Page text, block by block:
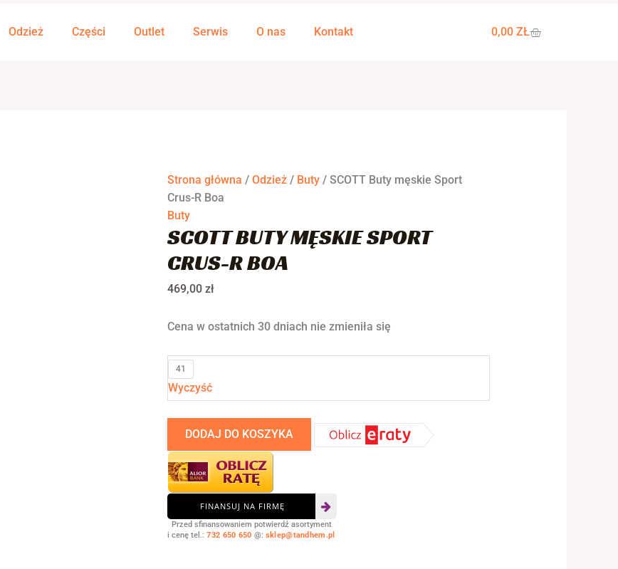
Odzież Części Outlet Serwis O nas Kontakt 0,00 ZŁWÓZEK
Strona główna /Odzież / Buty / SCOTT Buty męskie Sport
Crus-R Boa
Buty
SCOTT BUTY MĘSKIE SPORT
CRUS-R BOA
469,00zł
Cena w ostatnich 30 dniach nie zmieniła się
41
Wyczyść
SCOTT
DODAJ DO KOSZYKA
FINANSUJ NA FIRMĘ
Przed sfinansowaniem potwierdź asortyment
i cenę tel.:732 650 650 @: sklep@tandhem.pl